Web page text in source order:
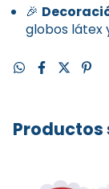
🎉
globos látex
Productos